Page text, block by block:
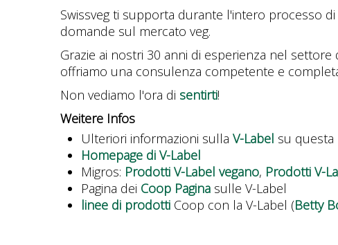
Swissveg ti supporta durante l'intero processo
domande sul mercato veg.
Grazie ai nostri 30 anni di esperienza nel
offriamo una consulenza competente e
Non vediamo l'ora di sentirti!
Weitere Infos
Ulteriori informazioni sulla V-Label su questa
Homepage di V-Label
Migros: Prodotti V-Label vegano, Prodotti V-
Pagina dei Coop Pagina sulle V-Label
linee di prodotti Coop con la V-Label (Betty